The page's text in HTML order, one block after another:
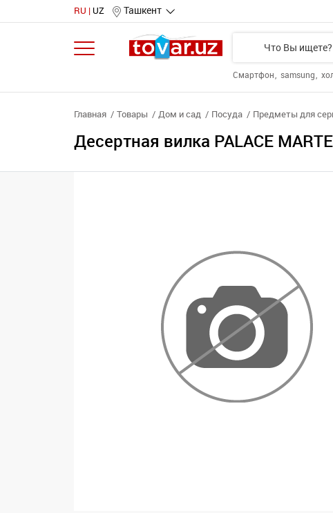
RU UZ Ташкент
Смартфон samsung
Главная Товары Дом и сад Посуда Предметы для
Десертная вилка PALACE